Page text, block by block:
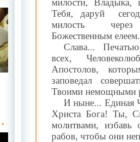
милости,
Тебя, даруй
милость
Божественным елеем.
Слава...
всех,
Апостолов,
заповедал
Твоими немощными
И ныне... Единая
Христа Бога! Ты,
молитвами, избавь
рабов, чтобы они